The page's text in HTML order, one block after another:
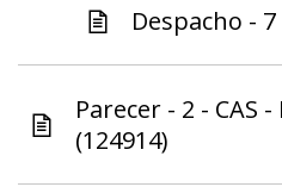
Despacho - 7
Parecer - 2 - CAS
(124914)